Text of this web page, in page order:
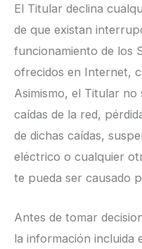
El Titular declina
de que existan
funcionamiento de los
ofrecidos en Internet,
Asimismo, el Titular
caídas de la red,
de dichas caídas,
eléctrico o cualquier
te pueda ser causado
Antes de tomar
la información incluida